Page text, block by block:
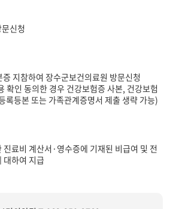
신청
지참하여 장수군보건의료원 방문신청
확인 동의한 경우 건강보험증 사본, 건강보험
록등본 또는 가족관계증명서 제출 생략 가능)
진료비 계산서·영수증에 기재된 비급여 및 전
대하여 지급